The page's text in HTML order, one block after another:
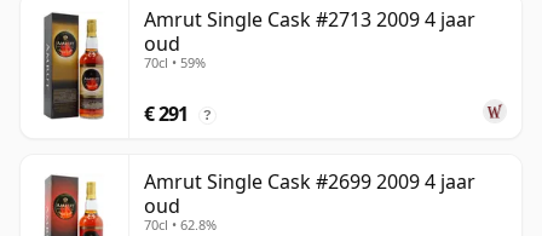
Amrut Single Cask #2713 2009 4 jaar
oud
70cl • 59%
€ 291 ?
Amrut Single Cask #2699 2009 4 jaar
oud
70cl • 62.8%